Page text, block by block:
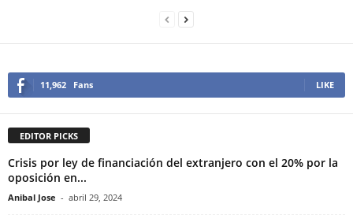
11,962 Fans LIKE
EDITOR PICKS
Crisis por ley de financiación del extranjero con el 20% por la
oposición en...
Anibal Jose - abril 29, 2024